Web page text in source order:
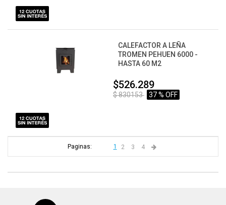
CALEFACTOR A LEÑA
TROMEN PEHUEN 6000 -
HASTA 60 M2
$526.289
$ 830153 37 % OFF
Paginas: 1 2 3 4